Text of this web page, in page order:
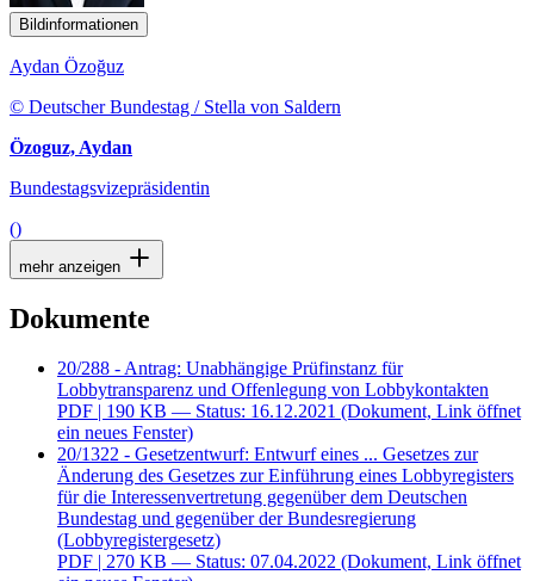
Bildinformationen
Aydan Özoğuz
© Deutscher Bundestag / Stella von Saldern
Özoguz, Aydan
Bundestagsvizepräsidentin
()
mehr anzeigen
Dokumente
20/288 - Antrag: Unabhängige Prüfinstanz für
Lobbytransparenz und Offenlegung von Lobbykontakten
PDF | 190 KB — Status: 16.12.2021 (Dokument, Link öffnet
ein neues Fenster)
20/1322 - Gesetzentwurf: Entwurf eines ... Gesetzes zur
Änderung des Gesetzes zur Einführung eines Lobbyregisters
für die Interessenvertretung gegenüber dem Deutschen
Bundestag und gegenüber der Bundesregierung
(Lobbyregistergesetz)
PDF | 270 KB — Status: 07.04.2022 (Dokument, Link öffnet